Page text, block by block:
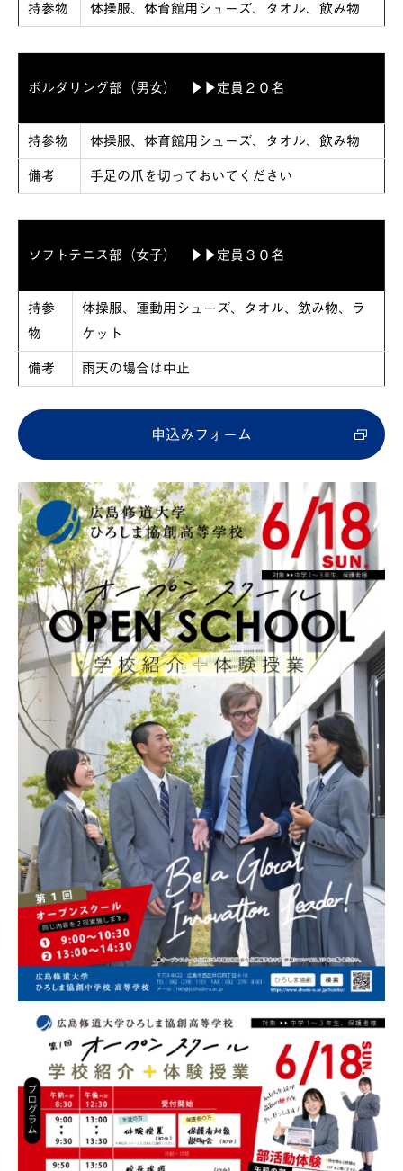
持参物 体操服、体育館用シューズ、タオル、飲み物
ボルダリング部（男女） ▶▶定員２０名
持参物 体操服、体育館用シューズ、タオル、飲み物
備考 手足の爪を切っておいてください
ソフトテニス部（女子） ▶▶定員３０名
持参
物
体操服、運動用シューズ、タオル、飲み物、ラ
ケット
備考 雨天の場合は中止
申込みフォーム